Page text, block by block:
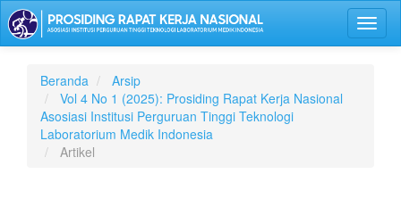
Lompat
ke
isi
Navigasi
Utama
Isi
Utama
Bilah
Beranda
Arsip
Vol 4 No 1 (2025): Prosiding Rapat Kerja Nasional
Asosiasi Institusi Perguruan Tinggi Teknologi
Laboratorium Medik Indonesia
Artikel